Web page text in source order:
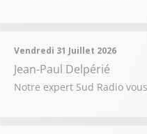
Vendredi 31 Juillet 2026
Jean-Paul Delpérié
Notre expert Sud Radio